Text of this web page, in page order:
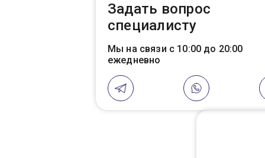
Задать вопрос
специалисту
Мы на связи с 10:00 до 20:00
ежедневно